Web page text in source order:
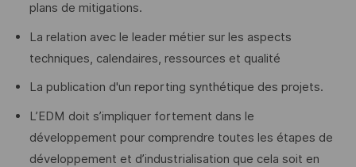
plans de mitigations.
La relation avec le leader métier sur les aspects
techniques, calendaires, ressources et qualité
La publication d'un reporting synthétique des projets.
L’EDM doit s’impliquer fortement dans le
développement pour comprendre toutes les étapes de
développement et d’industrialisation que cela soit en